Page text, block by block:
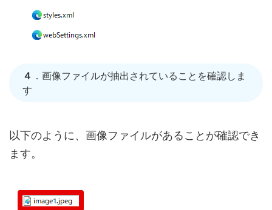
４ ．画像ファイルが抽出されていることを確認しま
す
以下のように、画像ファイルがあることが確認でき
ます。